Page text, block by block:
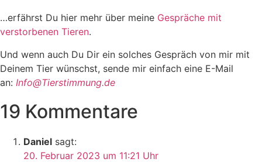
…erfährst Du hier mehr über meine Gespräche mit
verstorbenen Tieren.
Und wenn auch Du Dir ein solches Gespräch von mir mit
Deinem Tier wünschst, sende mir einfach eine E-Mail
an: Info@Tierstimmung.de
19 Kommentare
Daniel sagt:
20. Februar 2023 um 11:21 Uhr